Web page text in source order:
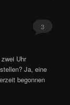
3
Uhr
Ja, eine
begonnen